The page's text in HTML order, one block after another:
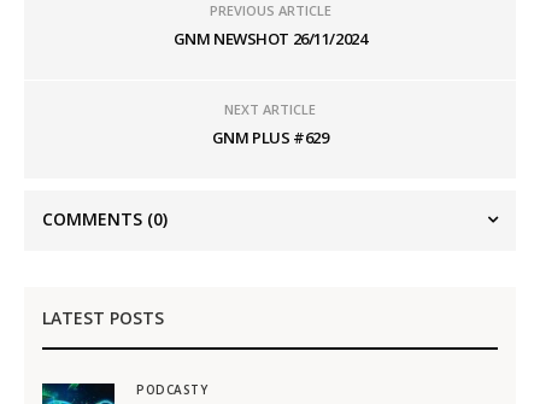
PREVIOUS ARTICLE
GNM NEWSHOT 26/11/2024
NEXT ARTICLE
GNM PLUS #629
COMMENTS (0)
LATEST POSTS
PODCASTY